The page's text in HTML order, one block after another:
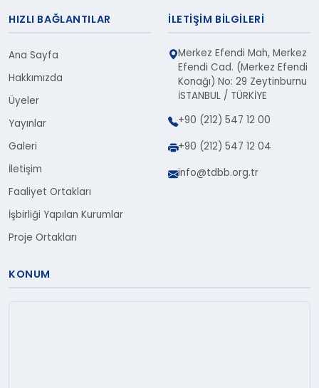
HIZLI BAĞLANTILAR
Ana Sayfa
Hakkımızda
Üyeler
Yayınlar
Galeri
İletişim
Faaliyet Ortakları
İşbirliği Yapılan Kurumlar
Proje Ortakları
İLETIŞIM BILGILERI
Merkez Efendi Mah, Merkez
Efendi Cad. (Merkez Efendi
Konağı) No: 29 Zeytinburnu
İSTANBUL / TÜRKİYE
+90 (212) 547 12 00
+90 (212) 547 12 04
info@tdbb.org.tr
KONUM